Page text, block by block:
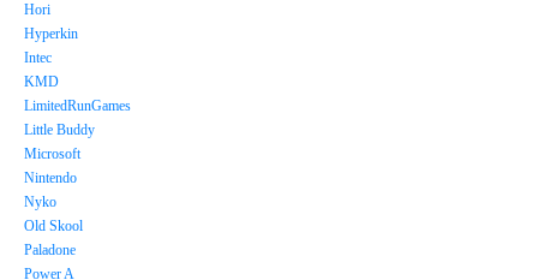
Hori
Hyperkin
Intec
KMD
LimitedRunGames
Little Buddy
Microsoft
Nintendo
Nyko
Old Skool
Paladone
Power A